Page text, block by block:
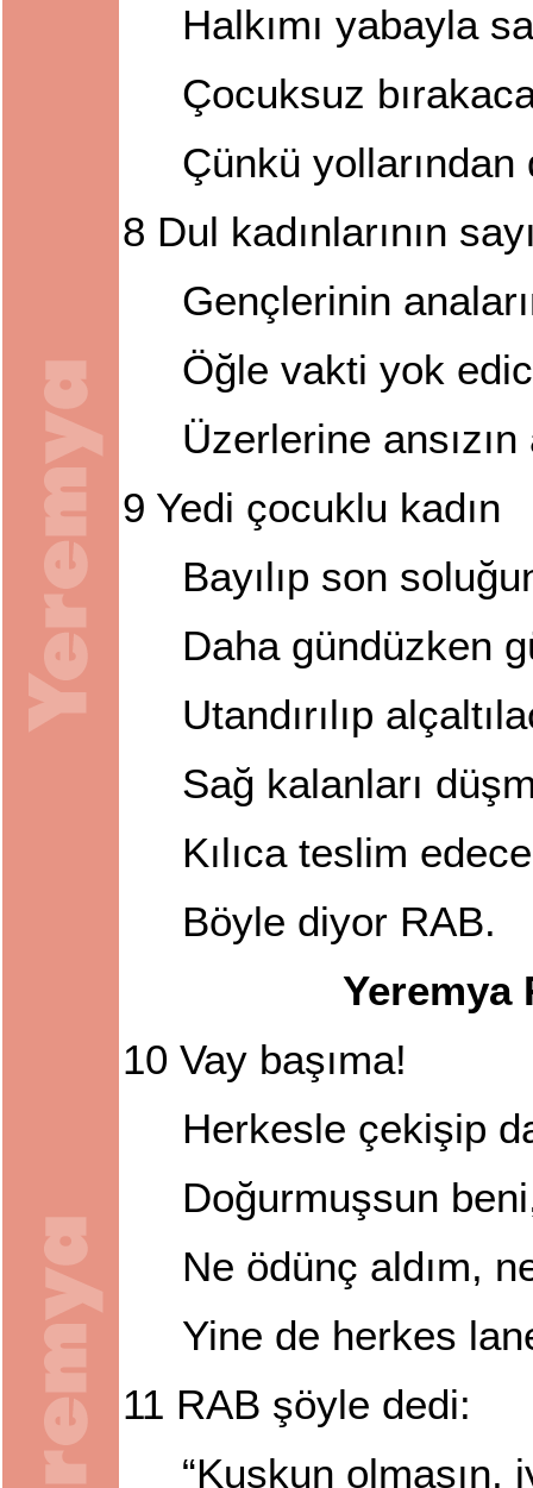
Halkımı yabayla
Çocuksuz
Çünkü yollarından
8 Dul kadınlarının
Gençlerinin
Öğle vakti yok
Üzerlerine
9 Yedi çocuklu kadın
Bayılıp son
Daha gündüzken
Utandırılıp
Sağ kalanları
Kılıca teslim
Böyle diyor RAB.
Yeremya
10 Vay başıma!
Herkesle çekişip
Doğurmuşsun
Ne ödünç aldım,
Yine de herkes
11 RAB şöyle dedi:
“Kuşkun olmasın,